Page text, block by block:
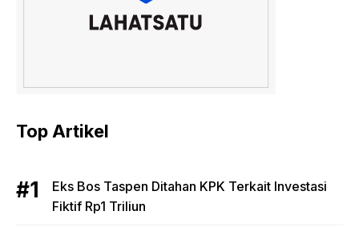
Top Artikel
Eks Bos Taspen Ditahan KPK Terkait Investasi
Fiktif Rp1 Triliun